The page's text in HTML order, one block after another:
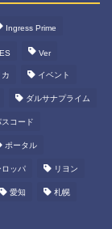
Ingress Prime
Ver
カ イベント
ダルサナプライム
スコード
ポータル
ロッパ リヨン
愛知 札幌